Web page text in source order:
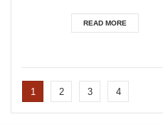
gegen Kuba weiter und
absurde Argumente
diesem
READ MORE
1 2 3 4